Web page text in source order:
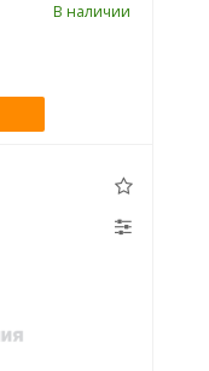
В наличии